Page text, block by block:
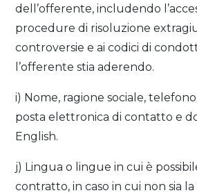
dell’offerente, includendo
procedure di risoluzione
controversie e ai codici di
l’offerente stia aderendo.
i) Nome, ragione sociale,
posta elettronica di contatto e
English.
j) Lingua o lingue in cui è
contratto, in caso in cui non sia